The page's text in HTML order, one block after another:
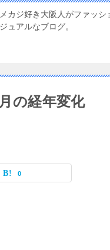
カジ好き大阪人がファッ
ュアルなブログ。
の経年変化
0